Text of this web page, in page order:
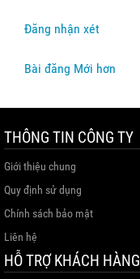
Đăng nhận xét
Bài đăng Mới hơn
THÔNG TIN CÔNG TY
Giới thiệu chung
Quy định sử dụng
Chính sách bảo mật
Liên hệ
HỖ TRỢ KHÁCH HÀNG